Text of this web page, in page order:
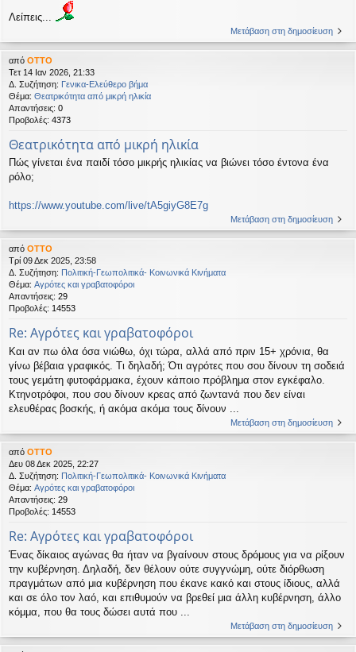
Λείπεις...
Μετάβαση στη δημοσίευση
από OTTO
Τετ 14 Ιαν 2026, 21:33
Δ. Συζήτηση: Γενικα-Ελεύθερο βήμα
Θέμα: Θεατρικότητα από μικρή ηλικία
Απαντήσεις: 0
Προβολές: 4373
Θεατρικότητα από μικρή ηλικία
Πώς γίνεται ένα παιδί τόσο μικρής ηλικίας να βιώνει τόσο έντονα ένα
ρόλο;
https://www.youtube.com/live/tA5giyG8E7g
Μετάβαση στη δημοσίευση
από OTTO
Τρί 09 Δεκ 2025, 23:58
Δ. Συζήτηση: Πολιτική-Γεωπολιτικά- Κοινωνικά Κινήματα
Θέμα: Αγρότες και γραβατοφόροι
Απαντήσεις: 29
Προβολές: 14553
Re: Αγρότες και γραβατοφόροι
Και αν πω όλα όσα νιώθω, όχι τώρα, αλλά από πριν 15+ χρόνια, θα
γίνω βέβαια γραφικός. Τι δηλαδή; Ότι αγρότες που σου δίνουν τη σοδειά
τους γεμάτη φυτοφάρμακα, έχουν κάποιο πρόβλημα στον εγκέφαλο.
Κτηνοτρόφοι, που σου δίνουν κρεας από ζωντανά που δεν είναι
ελευθέρας βοσκής, ή ακόμα ακόμα τους δίνουν ...
Μετάβαση στη δημοσίευση
από OTTO
Δευ 08 Δεκ 2025, 22:27
Δ. Συζήτηση: Πολιτική-Γεωπολιτικά- Κοινωνικά Κινήματα
Θέμα: Αγρότες και γραβατοφόροι
Απαντήσεις: 29
Προβολές: 14553
Re: Αγρότες και γραβατοφόροι
Ένας δίκαιος αγώνας θα ήταν να βγαίνουν στους δρόμους για να ρίξουν
την κυβέρνηση. Δηλαδή, δεν θέλουν ούτε συγγνώμη, ούτε διόρθωση
πραγμάτων από μια κυβέρνηση που έκανε κακό και στους ίδιους, αλλά
και σε όλο τον λαό, και επιθυμούν να βρεθεί μια άλλη κυβέρνηση, άλλο
κόμμα, που θα τους δώσει αυτά που ...
Μετάβαση στη δημοσίευση